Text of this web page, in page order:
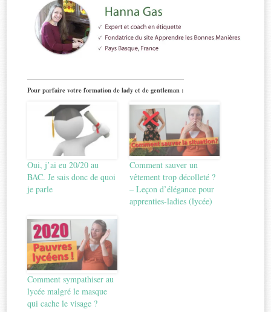
Pour parfaire votre formation de lady et de gentleman :
Oui, j’ai eu 20/20 au
BAC. Je sais donc de quoi
je parle
Comment sauver un
vêtement trop décolleté ?
– Leçon d’élégance pour
apprenties-ladies (lycée)
Comment sympathiser au
lycée malgré le masque
qui cache le visage ?